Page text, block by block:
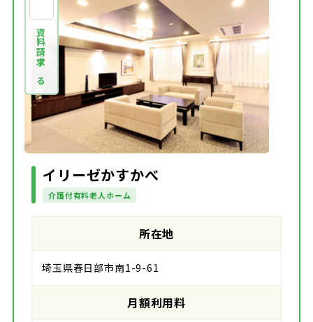
資料請求する
イリーゼかすかべ
介護付有料老人ホーム
所在地
埼玉県春日部市南1-9-61
月額利用料